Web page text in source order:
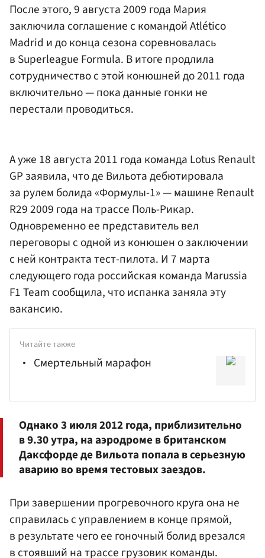
После этого, 9 августа 2009 года Мария
заключила соглашение с командой Atlético
Madrid и до конца сезона соревновалась
в Superleague Formula. В итоге продлила
сотрудничество с этой конюшней до 2011 года
включительно — пока данные гонки не
перестали проводиться.
А уже 18 августа 2011 года команда Lotus Renault
GP заявила, что де Вильота дебютировала
за рулем болида «Формулы-1» — машине Renault
R29 2009 года на трассе Поль-Рикар.
Одновременно ее представитель вел
переговоры с одной из конюшен о заключении
с ней контракта тест-пилота. И 7 марта
следующего года российская команда Marussia
F1 Team сообщила, что испанка заняла эту
вакансию.
Читайте также
Смертельный марафон
Однако 3 июля 2012 года, приблизительно
в 9.30 утра, на аэродроме в британском
Даксфорде де Вильота попала в серьезную
аварию во время тестовых заездов.
При завершении прогревочного круга она не
справилась с управлением в конце прямой,
в результате чего ее гоночный болид врезался
в стоявший на трассе грузовик команды.